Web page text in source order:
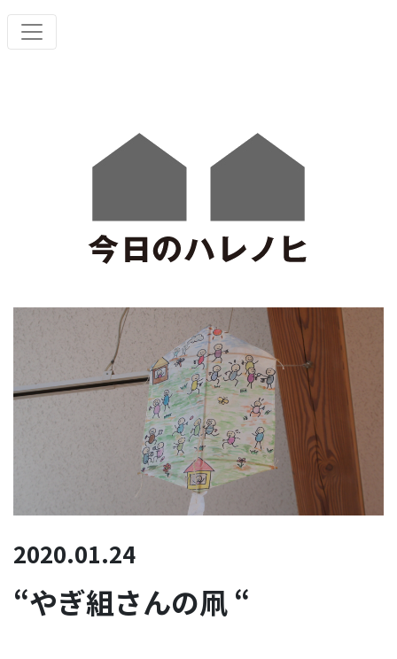
2020.01.24
“やぎ組さんの凧 “